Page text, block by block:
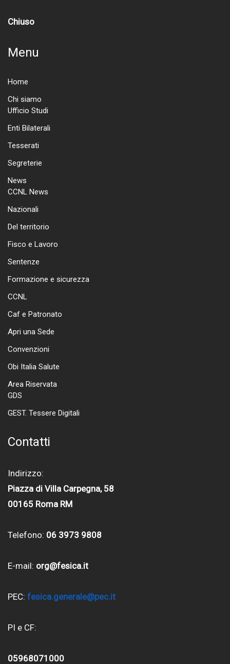
Chiuso
Menu
Home
Chi siamo
Ufficio Studi
Enti Bilaterali
Tesserati
Segreterie
News
CCNL News
Nazionali
Del territorio
Fisco e Lavoro
Sentenze
Formazione e sicurezza
CCNL
Caf e Patronato
Apri una Sede
Convenzioni
Obi Italia Salute
Area Riservata
GDS
GEST. Tessere Digitali
Contatti
Indirizzo:
Piazza di Villa Carpegna, 58
00165 Roma RM
Telefono: 06 3973 9808
E-mail: org@fesica.it
PEC: fesica.generale@pec.it
PI e CF:
05968071000